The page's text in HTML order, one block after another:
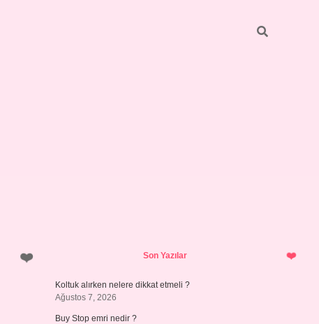
SidebarSon Yazılar
Koltuk alırken nelere dikkat etmeli ?
Ağustos 7, 2026
Buy Stop emri nedir ?